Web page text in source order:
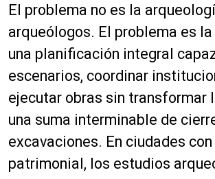
El problema no es la
arqueólogos. El problema es
una planificación integral
escenarios, coordinar
ejecutar obras sin transformar
una suma interminable de
excavaciones. En ciudades
patrimonial, los estudios